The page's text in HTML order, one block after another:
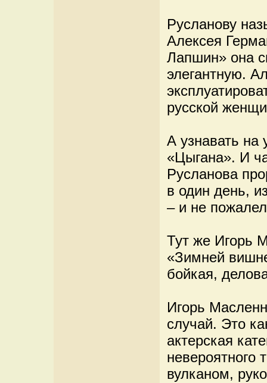
Русланову
Алексея
Лапшин» она
элегантную.
русской
А узнавать на
«Цыгана». И
Русланова
в один день,
– и не
Тут же Игорь
«Зимней
бойкая,
Игорь
случай. Это
актерская
невероятного
вулканом,